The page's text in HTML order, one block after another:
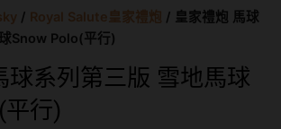
/ Royal Salute皇家禮炮 / 皇家禮炮 馬球
Snow Polo(平行)
球系列第三版 雪地馬球
行)